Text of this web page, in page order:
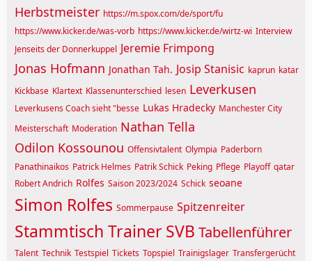
Herbstmeister https://m.spox.com/de/sport/fu
https://www.kicker.de/was-vorb https://www.kicker.de/wirtz-wi Interview
Jenseits der Donnerkuppel Jeremie Frimpong
Jonas Hofmann Jonathan Tah. Josip Stanisic kaprun katar
Kickbase Klartext Klassenunterschied lesen Leverkusen
Leverkusens Coach sieht "besse Lukas Hradecky Manchester City
Meisterschaft Moderation Nathan Tella
Odilon Kossounou Offensivtalent Olympia Paderborn
Panathinaikos Patrick Helmes Patrik Schick Peking Pflege Playoff qatar
Robert Andrich Rolfes Saison 2023/2024 Schick seoane
Simon Rolfes Sommerpause Spitzenreiter
Stammtisch Trainer SVB Tabellenführer
Talent Technik Testspiel Tickets Topspiel Trainigslager Transfergerücht